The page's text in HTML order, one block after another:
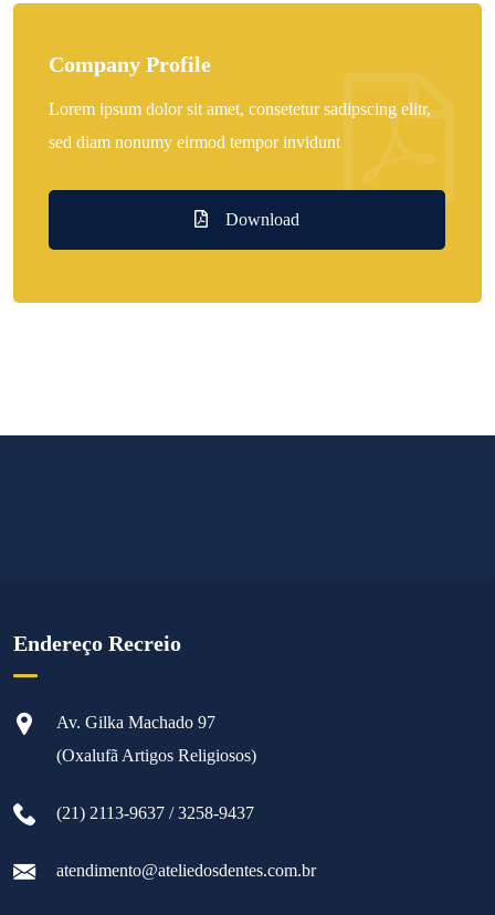
Company Profile
Lorem ipsum dolor sit amet, consetetur sadipscing elitr,
sed diam nonumy eirmod tempor invidunt
Download
Endereço Recreio
Av. Gilka Machado 97
(Oxalufã Artigos Religiosos)
(21) 2113-9637 / 3258-9437
atendimento@ateliedosdentes.com.br